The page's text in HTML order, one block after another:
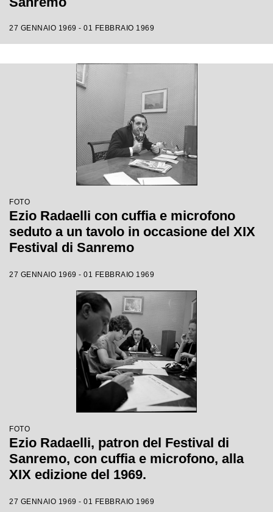
27 GENNAIO 1969 - 01 FEBBRAIO 1969
FOTO
Ezio Radaelli con cuffia e microfono
seduto a un tavolo in occasione del XIX
Festival di Sanremo
27 GENNAIO 1969 - 01 FEBBRAIO 1969
FOTO
Ezio Radaelli, patron del Festival di
Sanremo, con cuffia e microfono, alla
XIX edizione del 1969.
27 GENNAIO 1969 - 01 FEBBRAIO 1969